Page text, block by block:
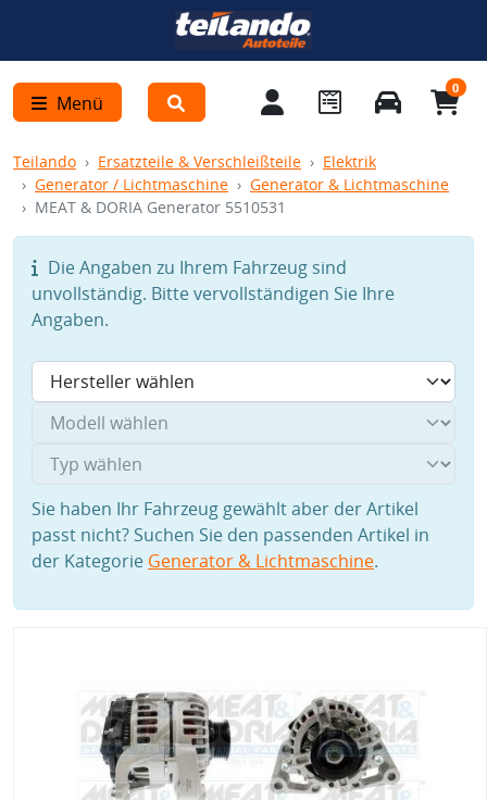
Menü
0
Teilando Ersatzteile & Verschleißteile
Elektrik
Generator / Lichtmaschine
Generator & Lichtmaschine
MEAT & DORIA Generator 5510531
Die Angaben zu Ihrem Fahrzeug sind
unvollständig. Bitte vervollständigen Sie Ihre
Angaben.
Sie haben Ihr Fahrzeug gewählt aber der Artikel
passt nicht? Suchen Sie den passenden Artikel in
der Kategorie Generator & Lichtmaschine.